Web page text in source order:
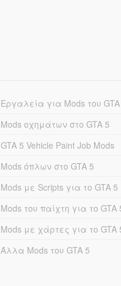
Εργαλεία για Mods του
Mods οχημάτων στο GTA 5
GTA 5 Vehicle Paint Job Mods
Mods όπλων στο GTA 5
Mods με Scripts για το GTA 5
Mods του παίχτη για το GTA
Mods με χάρτες για το GTA
Άλλα Mods του GTA 5